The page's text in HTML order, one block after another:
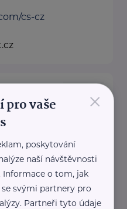
cs-cz
1
seniorů.
×
vaše
poskytování
naší návštěvnosti
Informace o tom, jak
svými partnery pro
Partneři tyto údaje